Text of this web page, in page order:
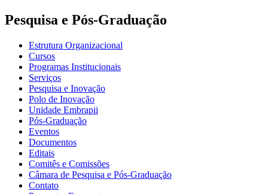
Pesquisa e Pós-Graduação
Estrutura Organizacional
Cursos
Programas Institucionais
Serviços
Pesquisa e Inovação
Polo de Inovação
Unidade Embrapii
Pós-Graduação
Eventos
Documentos
Editais
Comitês e Comissões
Câmara de Pesquisa e Pós-Graduação
Contato